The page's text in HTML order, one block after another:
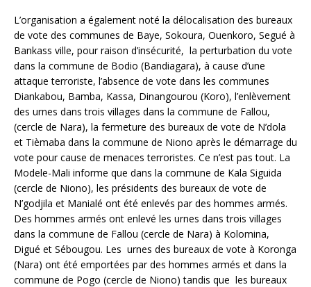
L’organisation a également noté la délocalisation des bureaux
de vote des communes de Baye, Sokoura, Ouenkoro, Segué à
Bankass ville, pour raison d’insécurité, la perturbation du vote
dans la commune de Bodio (Bandiagara), à cause d’une
attaque terroriste, l’absence de vote dans les communes
Diankabou, Bamba, Kassa, Dinangourou (Koro), l’enlèvement
des urnes dans trois villages dans la commune de Fallou,
(cercle de Nara), la fermeture des bureaux de vote de N’dola
et Tièmaba dans la commune de Niono après le démarrage du
vote pour cause de menaces terroristes. Ce n’est pas tout. La
Modele-Mali informe que dans la commune de Kala Siguida
(cercle de Niono), les présidents des bureaux de vote de
N’godjila et Manialé ont été enlevés par des hommes armés.
Des hommes armés ont enlevé les urnes dans trois villages
dans la commune de Fallou (cercle de Nara) à Kolomina,
Digué et Sébougou. Les urnes des bureaux de vote à Koronga
(Nara) ont été emportées par des hommes armés et dans la
commune de Pogo (cercle de Niono) tandis que les bureaux